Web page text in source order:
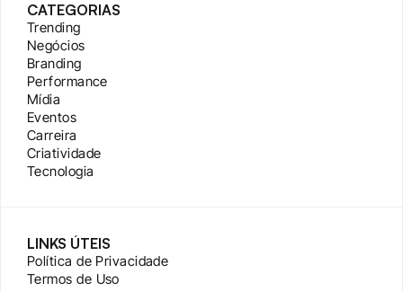
CATEGORIAS
Trending
Negócios
Branding
Performance
Mídia
Eventos
Carreira
Criatividade
Tecnologia
LINKS ÚTEIS
Política de Privacidade
Termos de Uso